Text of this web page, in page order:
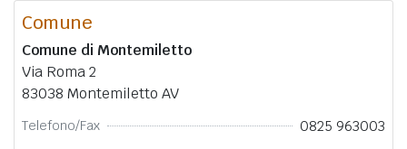
Comune
Comune di Montemiletto
Via Roma 2
83038 Montemiletto AV
Telefono/Fax 0825 963003